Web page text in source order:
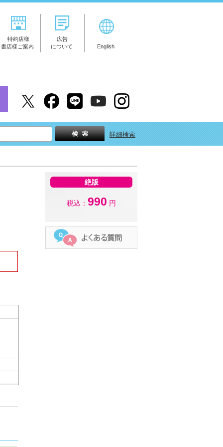
特約店様
書店様ご案内
広告
について
English
詳細検索
絶版
税込： 990 円